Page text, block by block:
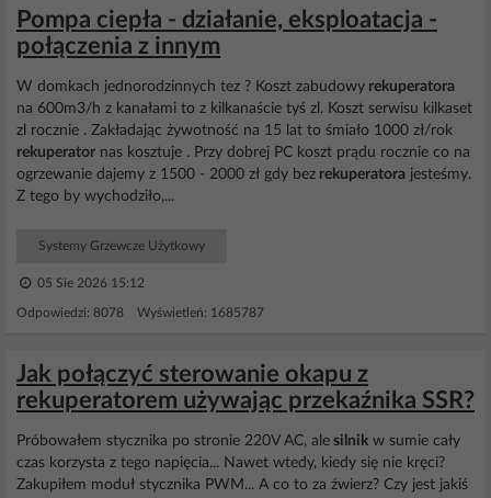
Pompa ciepła - działanie, eksploatacja -
połączenia z innym
W domkach jednorodzinnych tez ? Koszt zabudowy rekuperatora
na 600m3/h z kanałami to z kilkanaście tyś zl. Koszt serwisu kilkaset
zl rocznie . Zakładając żywotność na 15 lat to śmiało 1000 zł/rok
rekuperator nas kosztuje . Przy dobrej PC koszt prądu rocznie co na
ogrzewanie dajemy z 1500 - 2000 zł gdy bez rekuperatora jesteśmy.
Z tego by wychodziło,...
Systemy Grzewcze Użytkowy
05 Sie 2026 15:12
Odpowiedzi: 8078 Wyświetleń: 1685787
Jak połączyć sterowanie okapu z
rekuperatorem używając przekaźnika SSR?
Próbowałem stycznika po stronie 220V AC, ale silnik w sumie cały
czas korzysta z tego napięcia... Nawet wtedy, kiedy się nie kręci?
Zakupiłem moduł stycznika PWM... A co to za źwierz? Czy jest jakiś